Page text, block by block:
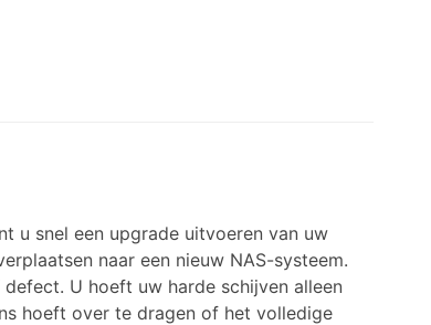
u snel een upgrade uitvoeren van uw
naar een nieuw NAS-systeem.
U hoeft uw harde schijven alleen
hoeft over te dragen of het volledige